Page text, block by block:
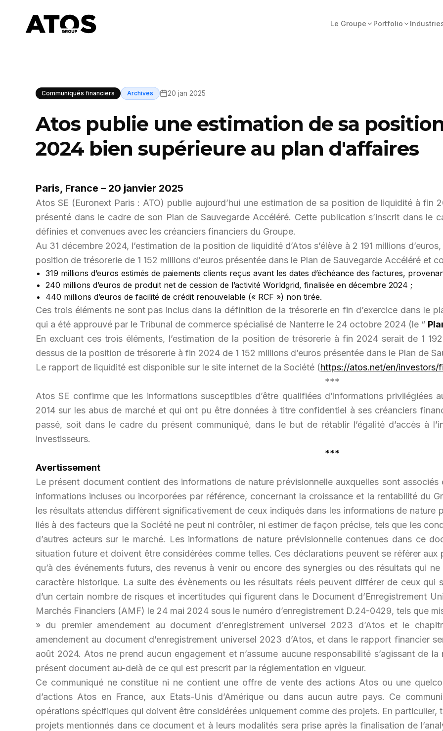
Le Groupe Portfolio
Communiqués financiers Archives 20 jan 2025
Atos publie une estimation de sa
2024 bien supérieure au plan d'affaires
Paris, France – 20 janvier 2025
Atos SE (Euronext Paris : ATO) publie aujourd’hui une estimation de sa position de liquidité à fin
présenté dans le cadre de son Plan de Sauvegarde Accéléré. Cette publication s’inscrit dans le
définies et convenues avec les créanciers financiers du Groupe.
Au 31 décembre 2024, l’estimation de la position de liquidité d’Atos s’élève à 2 191 millions
position de trésorerie de 1 152 millions d’euros présentée dans le Plan de Sauvegarde Accéléré et
319 millions d’euros estimés de paiements clients reçus avant les dates d’échéance des factures,
240 millions d’euros de produit net de cession de l’activité Worldgrid, finalisée en décembre 2024 ;
440 millions d’euros de facilité de crédit renouvelable (« RCF ») non tirée.
Ces trois éléments ne sont pas inclus dans la définition de la trésorerie en fin d’exercice dans le
qui a été approuvé par le Tribunal de commerce spécialisé de Nanterre le 24 octobre 2024 (le “
En excluant ces trois éléments, l’estimation de la position de trésorerie à fin 2024 serait de 1
dessus de la position de trésorerie à fin 2024 de 1 152 millions d’euros présentée dans le Plan de
Le rapport de liquidité est disponible sur le site internet de la Société (https://atos.net/en/
***
Atos SE confirme que les informations susceptibles d’être qualifiées d’informations privilégiées
2014 sur les abus de marché et qui ont pu être données à titre confidentiel à ses créanciers
passé, soit dans le cadre du présent communiqué, dans le but de rétablir l’égalité d’accès à
investisseurs.
***
Avertissement
Le présent document contient des informations de nature prévisionnelle auxquelles sont
informations incluses ou incorporées par référence, concernant la croissance et la rentabilité du
les résultats attendus diffèrent significativement de ceux indiqués dans les informations de nature
liés à des facteurs que la Société ne peut ni contrôler, ni estimer de façon précise, tels que les
d’autres acteurs sur le marché. Les informations de nature prévisionnelle contenues dans ce
situation future et doivent être considérées comme telles. Ces déclarations peuvent se référer
qu’à des événements futurs, des revenus à venir ou encore des synergies ou des résultats qui
caractère historique. La suite des évènements ou les résultats réels peuvent différer de ceux
d’un certain nombre de risques et incertitudes qui figurent dans le Document d’Enregistrement
Marchés Financiers (AMF) le 24 mai 2024 sous le numéro d’enregistrement D.24-0429, tels que
» du premier amendement au document d’enregistrement universel 2023 d’Atos et le
amendement au document d’enregistrement universel 2023 d’Atos, et dans le rapport financier
août 2024. Atos ne prend aucun engagement et n’assume aucune responsabilité s’agissant de
présent document au-delà de ce qui est prescrit par la réglementation en vigueur.
Ce communiqué ne constitue ni ne contient une offre de vente des actions Atos ou une
d’actions Atos en France, aux Etats-Unis d’Amérique ou dans aucun autre pays. Ce
opérations spécifiques qui doivent être considérées uniquement comme des projets. En
projets mentionnés dans ce document et à leurs modalités sera prise après la finalisation de